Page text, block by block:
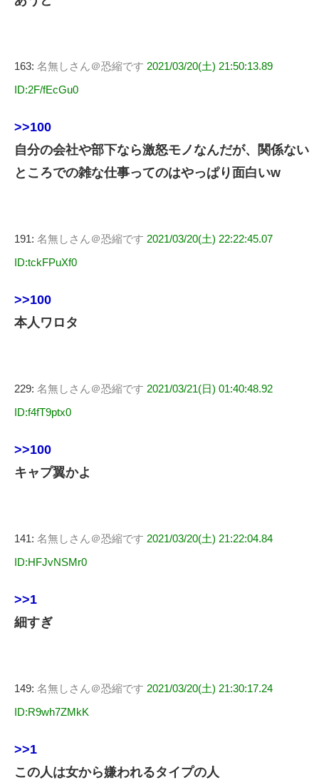
163: 名無しさん＠恐縮です 2021/03/20(土) 21:50:13.89
ID:2F/fEcGu0
>>100
自分の会社や部下なら激怒モノなんだが、関係ない
ところでの雑な仕事ってのはやっぱり面白いw
191: 名無しさん＠恐縮です 2021/03/20(土) 22:22:45.07
ID:tckFPuXf0
>>100
本人ワロタ
229: 名無しさん＠恐縮です 2021/03/21(日) 01:40:48.92
ID:f4fT9ptx0
>>100
キャプ翼かよ
141: 名無しさん＠恐縮です 2021/03/20(土) 21:22:04.84
ID:HFJvNSMr0
>>1
細すぎ
149: 名無しさん＠恐縮です 2021/03/20(土) 21:30:17.24
ID:R9wh7ZMkK
>>1
この人は女から嫌われるタイプの人